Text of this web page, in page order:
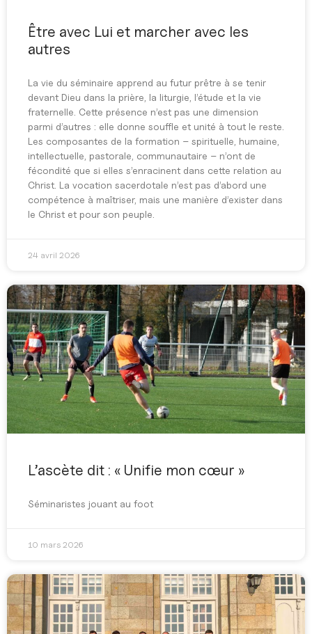
Être avec Lui et marcher avec les
autres
La vie du séminaire apprend au futur prêtre à se tenir
devant Dieu dans la prière, la liturgie, l’étude et la vie
fraternelle. Cette présence n’est pas une dimension
parmi d’autres : elle donne souffle et unité à tout le reste.
Les composantes de la formation – spirituelle, humaine,
intellectuelle, pastorale, communautaire – n’ont de
fécondité que si elles s’enracinent dans cette relation au
Christ. La vocation sacerdotale n’est pas d’abord une
compétence à maîtriser, mais une manière d’exister dans
le Christ et pour son peuple.
24 avril 2026
L’ascète dit : « Unifie mon cœur »
Séminaristes jouant au foot
10 mars 2026